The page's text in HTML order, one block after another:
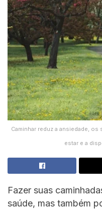
Caminhar reduz a ansiedade,
estar e a
Fazer suas
saúde, mas também